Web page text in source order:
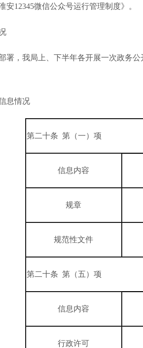
安12345微信公众号运行管理制度》。
署，我局上、下半年各开展一次政务
息情况
第二十条 第（一）项
信息内容
规章
规范性文件
第二十条 第（五）项
信息内容
行政许可